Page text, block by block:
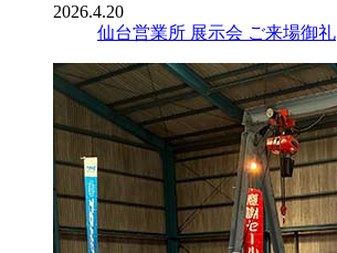
2026.4.20
仙台営業所 展示会 ご来場御礼